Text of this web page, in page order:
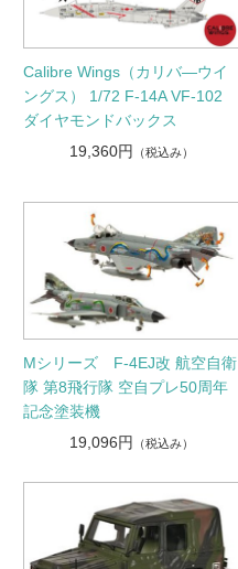
Calibre Wings（カリバ―ウイ
ングス） 1/72 F-14A VF-102
ダイヤモンドバックス
19,360円
（税込み）
Mシリーズ F-4EJ改 航空自衛
隊 第8飛行隊 空自プレ50周年
記念塗装機
19,096円
（税込み）